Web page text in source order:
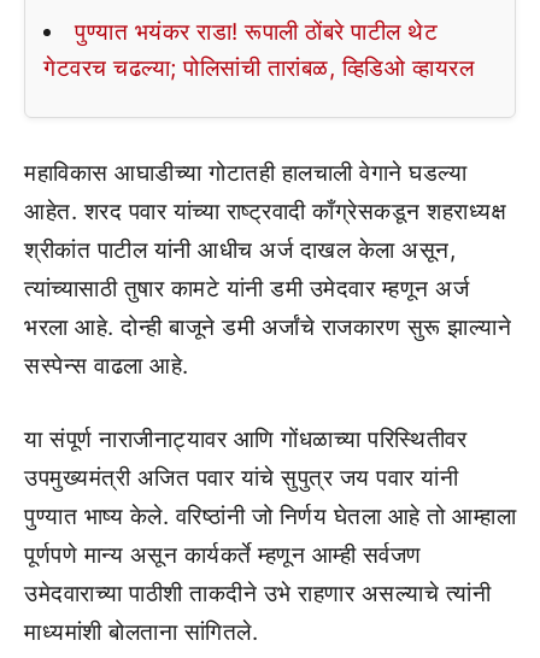
पुण्यात भयंकर राडा! रूपाली ठोंबरे पाटील थेट
गेटवरच चढल्या; पोलिसांची तारांबळ, व्हिडिओ व्हायरल
महाविकास आघाडीच्या गोटातही हालचाली वेगाने घडल्या
आहेत. शरद पवार यांच्या राष्ट्रवादी काँग्रेसकडून शहराध्यक्ष
श्रीकांत पाटील यांनी आधीच अर्ज दाखल केला असून,
त्यांच्यासाठी तुषार कामटे यांनी डमी उमेदवार म्हणून अर्ज
भरला आहे. दोन्ही बाजूने डमी अर्जांचे राजकारण सुरू झाल्याने
सस्पेन्स वाढला आहे.
या संपूर्ण नाराजीनाट्यावर आणि गोंधळाच्या परिस्थितीवर
उपमुख्यमंत्री अजित पवार यांचे सुपुत्र जय पवार यांनी
पुण्यात भाष्य केले. वरिष्ठांनी जो निर्णय घेतला आहे तो आम्हाला
पूर्णपणे मान्य असून कार्यकर्ते म्हणून आम्ही सर्वजण
उमेदवाराच्या पाठीशी ताकदीने उभे राहणार असल्याचे त्यांनी
माध्यमांशी बोलताना सांगितले.